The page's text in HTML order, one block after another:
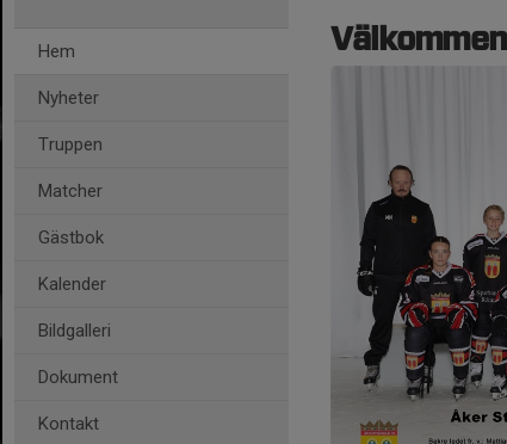
Hem
Nyheter
Truppen
Matcher
Gästbok
Kalender
Bildgalleri
Dokument
Kontakt